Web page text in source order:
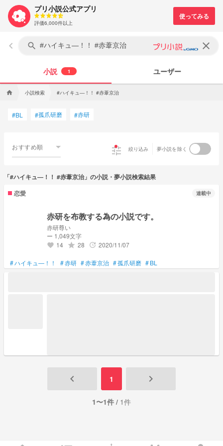
プリ小説公式アプリ
評価6,000件以上
keyboard_arrow_left search clear
小説 1 ユーザー
home 小説検索 #ハイキュ―！！ #赤葦京治
#BL #孤爪研磨 #赤研
おすすめ順 tune 絞り込み 夢小説を除く
「#ハイキュ―！！ #赤葦京治」の小説・夢小説検索結果
恋愛
連載中
赤研を布教する為の小説です。
赤研尊い
ー 1,049文字
favorite 14 grade 28 update 2020/11/07
#ハイキュ―！！ #赤研 #赤葦京治 #孤爪研磨 #BL
keyboard_arrow_left 1 keyboard_arrow_right
1〜1件 / 1件